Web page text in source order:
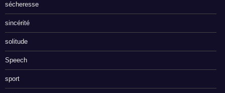
sécheresse
sincérité
solitude
Speech
sport